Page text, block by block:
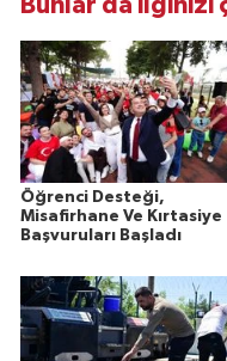
Bunlar da ilginizi
Öğrenci Desteği,
Misafirhane Ve Kırtasiye
Başvuruları Başladı